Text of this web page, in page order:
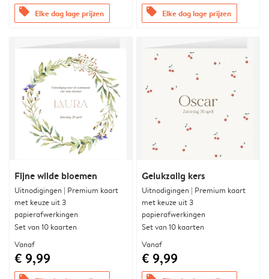
offers Elke dag lage prijzen offers Elke dag lage prijzen
Fijne wilde bloemen
Uitnodigingen | Premium kaart
met keuze uit 3
papierafwerkingen
Set van 10 kaarten
Vanaf
€ 9,99
Gelukzalig kers
Uitnodigingen | Premium kaart
met keuze uit 3
papierafwerkingen
Set van 10 kaarten
Vanaf
€ 9,99